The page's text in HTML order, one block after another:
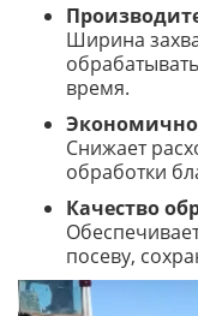
Ширина
время.
Снижает
обработки
Качество
посеву,